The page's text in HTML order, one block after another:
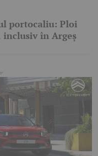
portocaliu: Ploi
în Argeș